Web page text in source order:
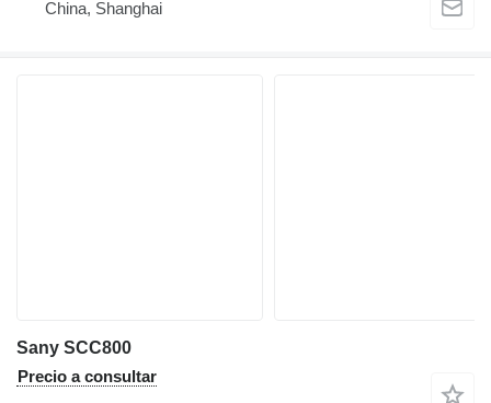
China, Shanghai
Sany SCC800
Precio a consultar